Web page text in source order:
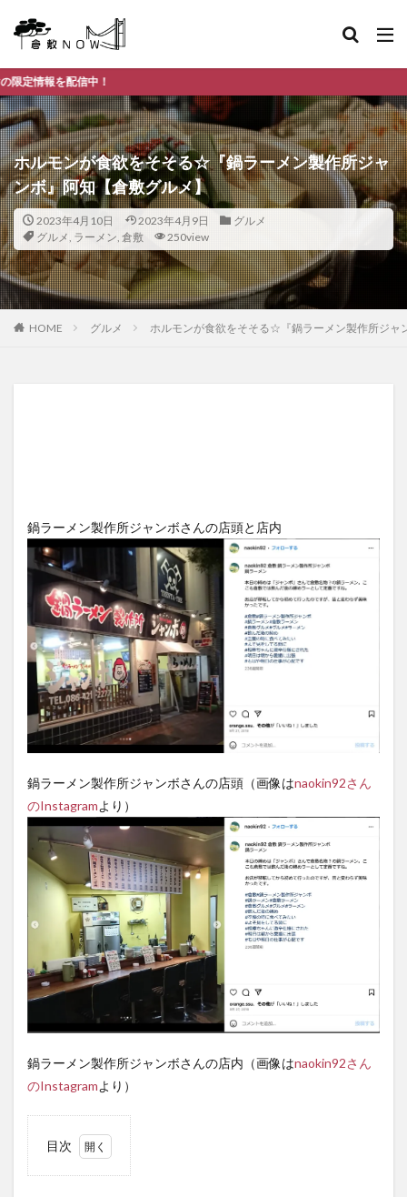
ホルモンが食欲をそそる☆『鍋ラーメン製作所ジャ
ンボ』阿知【倉敷グルメ】
2023年4月10日 2023年4月9日
グルメ
グルメ, ラーメン, 倉敷 250view
HOME グルメ ホルモンが食欲をそそる☆『鍋ラーメン製作所ジャ
鍋ラーメン製作所ジャンボさんの店頭と店内
鍋ラーメン製作所ジャンボさんの店頭（画像はnaokin92さん
のInstagramより）
鍋ラーメン製作所ジャンボさんの店内（画像はnaokin92さん
のInstagramより）
目次